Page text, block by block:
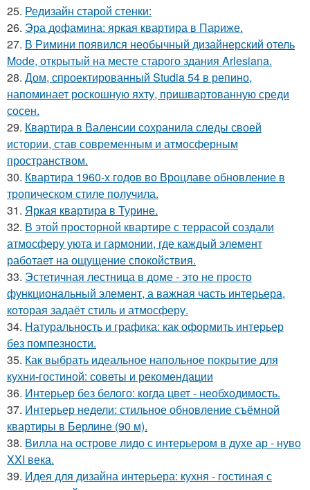
25. Редизайн старой стенки:
26. Эра дофамина: яркая квартира в Париже.
27. В Римини появился необычный дизайнерский отель
Mode, открытый на месте старого здания Arlesiana.
28. Дом, спроектированный Studia 54 в репино,
напоминает роскошную яхту, пришвартованную среди
сосен.
29. Квартира в Валенсии сохранила следы своей
истории, став современным и атмосферным
пространством.
30. Квартира 1960-х годов во Вроцлаве обновление в
тропическом стиле получила.
31. Яркая квартира в Турине.
32. В этой просторной квартире с террасой создали
атмосферу уюта и гармонии, где каждый элемент
работает на ощущение спокойствия.
33. Эстетичная лестница в доме - это не просто
функциональный элемент, а важная часть интерьера,
которая задаёт стиль и атмосферу.
34. Натуральность и графика: как оформить интерьер
без помпезности.
35. Как выбрать идеальное напольное покрытие для
кухни-гостиной: советы и рекомендации
36. Интерьер без белого: когда цвет - необходимость.
37. Интерьер недели: стильное обновление съёмной
квартиры в Берлине (90 м).
38. Вилла на острове лидо с интерьером в духе ар - нуво
XXI века.
39. Идея для дизайна интерьера: кухня - гостиная с